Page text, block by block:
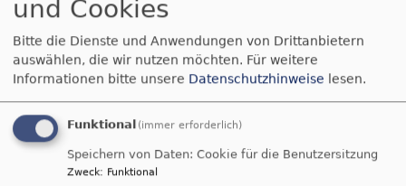
Telefon09171 / 9762-0
E-Mail
pfarramt.buechenbach@elkb.de
Öffnungszeiten Pfarramt
Notrufnummern bei Konflikten Zuhause
Die Seiten für Kinder
und Cookies
Bitte die Dienste und Anwendungen von Drittanbietern
auswählen, die wir nutzen möchten. Für weitere
Informationen bitte unsere Datenschutzhinweise lesen.
Funktional (immer erforderlich)
Speichern von Daten: Cookie für die Benutzersitzung
Zweck: Funktional